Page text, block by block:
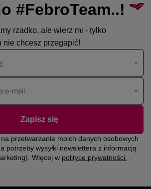
#FebroTeam..!
rzadko, ale wierz mi - tylko
nie chcesz przegapić!
e-mail
przetwarzanie moich danych osobowych
potrzeby wysyłki newslettera z informacją
Więcej w polityce prywatności.
Zapisz się